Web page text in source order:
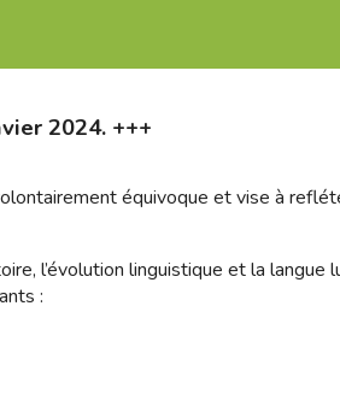
2024. +++
équivoque et vise à
l’évolution linguistique et la langue
: